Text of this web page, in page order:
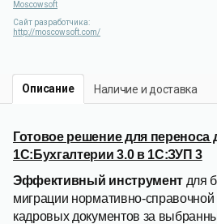
Moscowsoft
Сайт разработчика:
http://moscowsoft.com/
Описание Наличие и доставка
Готовое решение для переноса
1С:Бухгалтерии 3.0 в 1С:ЗУП 3
Эффективный инструментдля
миграции нормативно-
кадровых документов за